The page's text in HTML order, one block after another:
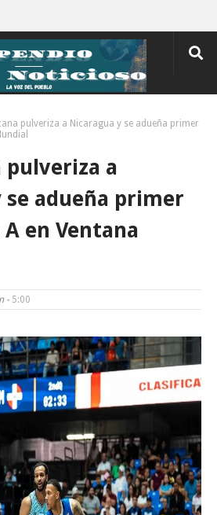
pulveriza a Nicaragua y se adueña primer
pulveriza a
se adueña primer
en Ventana
- 5:00